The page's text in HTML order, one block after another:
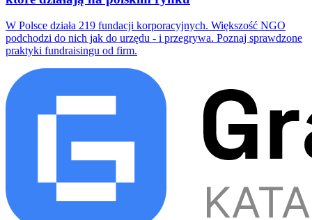
W Polsce działa 219 fundacji korporacyjnych. Większość NGO
podchodzi do nich jak do urzędu - i przegrywa. Poznaj sprawdzone
praktyki fundraisingu od firm.